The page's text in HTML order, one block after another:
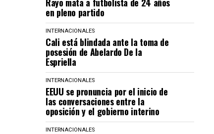
en pleno partido
INTERNACIONALES
Cali está blindada ante la toma de
posesión de Abelardo De la
Espriella
INTERNACIONALES
EEUU se pronuncia por el inicio de
las conversaciones entre la
oposición y el gobierno interino
INTERNACIONALES